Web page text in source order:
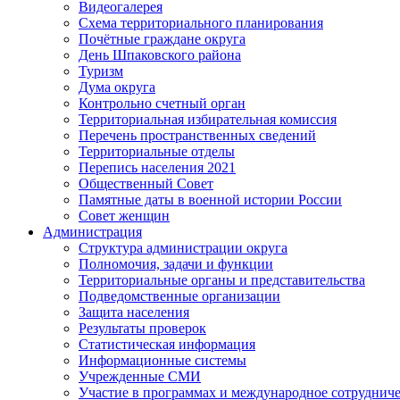
Видеогалерея
Схема территориального планирования
Почётные граждане округа
День Шпаковского района
Туризм
Дума округа
Контрольно счетный орган
Территориальная избирательная комиссия
Перечень пространственных сведений
Территориальные отделы
Перепись населения 2021
Общественный Совет
Памятные даты в военной истории России
Совет женщин
Администрация
Структура администрации округа
Полномочия, задачи и функции
Территориальные органы и представительства
Подведомственные организации
Защита населения
Результаты проверок
Статистическая информация
Информационные системы
Учрежденные СМИ
Участие в программах и международное